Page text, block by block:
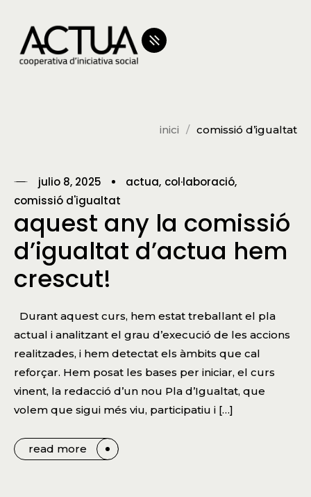
inici comissió d’igualtat
julio 8, 2025 actua col·laboració
comissió d'igualtat
aquest any la comissió
d’igualtat d’actua hem
crescut!
Durant aquest curs, hem estat treballant el pla
actual i analitzant el grau d’execució de les accions
realitzades, i hem detectat els àmbits que cal
reforçar. Hem posat les bases per iniciar, el curs
vinent, la redacció d’un nou Pla d’Igualtat, que
volem que sigui més viu, participatiu i […]
read more